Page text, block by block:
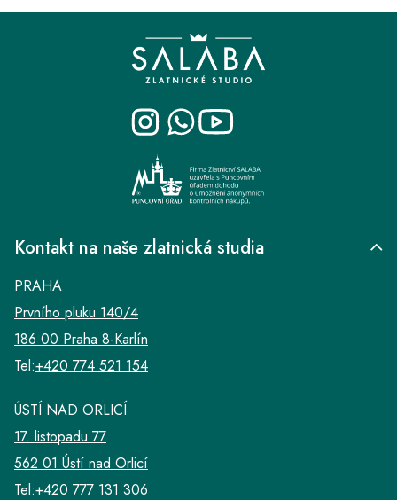
Kontakt na naše zlatnická studia
PRAHA
Prvního pluku 140/4
186 00 Praha 8-Karlín
Tel:+420 774 521 154
ÚSTÍ NAD ORLICÍ
17. listopadu 77
562 01 Ústí nad Orlicí
Tel:+420 777 131 306